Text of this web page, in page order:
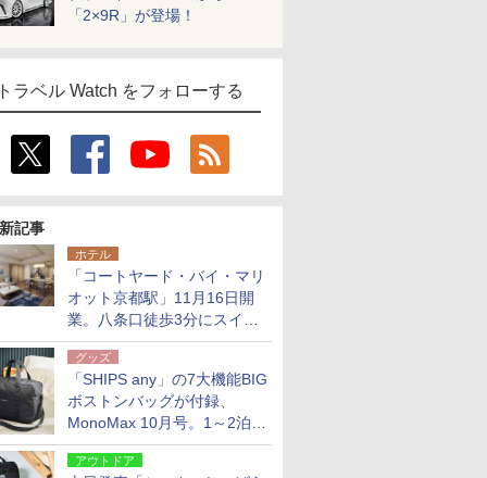
「2×9R」が登場！
ラベル Watch をフォローする
記事
ホテル
「コートヤード・バイ・マリ
オット京都駅」11月16日開
業。八条口徒歩3分にスイー
ト含む全270室、ダイニング
も併設
グッズ
「SHIPS any」の7大機能BIG
ボストンバッグが付録、
MonoMax 10月号。1～2泊の
荷物、キャリーオンも可能
アウトドア